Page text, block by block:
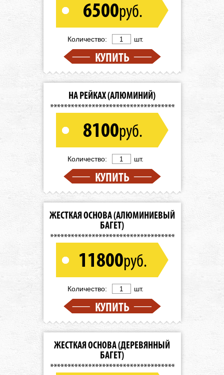
6500руб.
Количество: шт.
КУПИТЬ
НА РЕЙКАХ (АЛЮМИНИЙ)
8100руб.
Количество: шт.
КУПИТЬ
ЖЕСТКАЯ ОСНОВА (АЛЮМИНИЕВЫЙ
БАГЕТ)
11800руб.
Количество: шт.
КУПИТЬ
ЖЕСТКАЯ ОСНОВА (ДЕРЕВЯННЫЙ
БАГЕТ)